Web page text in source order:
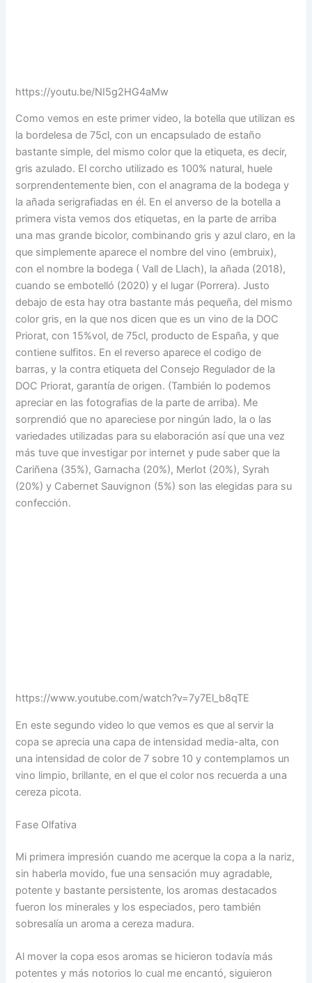
https://youtu.be/NI5g2HG4aMw
Como vemos en este primer video, la botella que utilizan es
la bordelesa de 75cl, con un encapsulado de estaño
bastante simple, del mismo color que la etiqueta, es decir,
gris azulado. El corcho utilizado es 100% natural, huele
sorprendentemente bien, con el anagrama de la bodega y
la añada serigrafiadas en él. En el anverso de la botella a
primera vista vemos dos etiquetas, en la parte de arriba
una mas grande bicolor, combinando gris y azul claro, en la
que simplemente aparece el nombre del vino (embruix),
con el nombre la bodega ( Vall de Llach), la añada (2018),
cuando se embotelló (2020) y el lugar (Porrera). Justo
debajo de esta hay otra bastante más pequeña, del mismo
color gris, en la que nos dicen que es un vino de la DOC
Priorat, con 15%vol, de 75cl, producto de España, y que
contiene sulfitos. En el reverso aparece el codigo de
barras, y la contra etiqueta del Consejo Regulador de la
DOC Priorat, garantía de origen. (También lo podemos
apreciar en las fotografias de la parte de arriba). Me
sorprendió que no apareciese por ningún lado, la o las
variedades utilizadas para su elaboración así que una vez
más tuve que investigar por internet y pude saber que la
Cariñena (35%), Garnacha (20%), Merlot (20%), Syrah
(20%) y Cabernet Sauvignon (5%) son las elegidas para su
confección.
https://www.youtube.com/watch?v=7y7El_b8qTE
En este segundo video lo que vemos es que al servir la
copa se aprecia una capa de intensidad media-alta, con
una intensidad de color de 7 sobre 10 y contemplamos un
vino limpio, brillante, en el que el color nos recuerda a una
cereza picota.
Fase Olfativa
Mi primera impresión cuando me acerque la copa a la nariz,
sin haberla movido, fue una sensación muy agradable,
potente y bastante persistente, los aromas destacados
fueron los minerales y los especiados, pero también
sobresalía un aroma a cereza madura.
Al mover la copa esos aromas se hicieron todavía más
potentes y más notorios lo cual me encantó, siguieron